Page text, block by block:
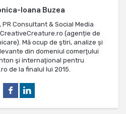
Ioana Buzea
Consultant & Social Media
(agenție de
Mă ocup de ştiri, analize și
din domeniul comerţului
şi internaţional pentru
de la finalul lui 2015.